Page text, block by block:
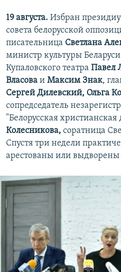
19 августа. Избран
совета белорусской
писательница Светлана
министр культуры
Купаловского театра​ Павел
Власова и Максим Знак,
Сергей Дилевский, Ольга
сопредседатель
"Белорусская
Колесникова, соратница
Спустя три недели
арестованы или выдворены